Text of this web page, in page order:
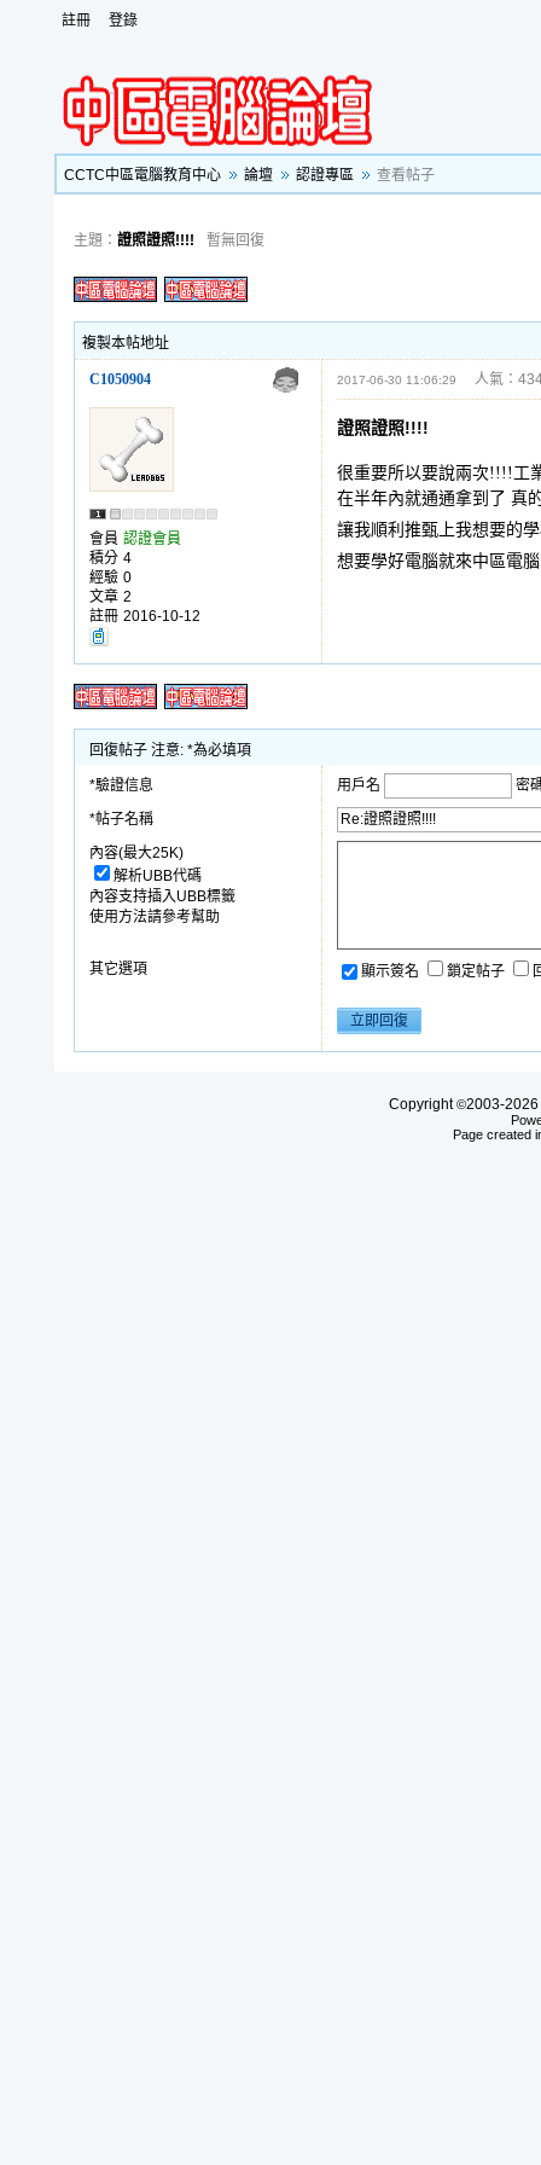
註冊 登錄
CCTC中區電腦教育中心 論壇 認證專區 查看帖子
主題： 證照證照!!!! 暫無回復
複製本帖地址
C1050904 2017-06-30 11:06:29 人氣：
會員 認證會員
積分 4
經驗 0
文章 2
註冊 2016-10-12
證照證照!!!!
很重要所以要說兩次!!!!工
在半年內就通通拿到了 真
讓我順利推甄上我想要的
想要學好電腦就來中區電
回復帖子 注意: *為必填項
*驗證信息 用戶名
密
*帖子名稱
內容(最大25K)
解析UBB代碼
內容支持插入UBB標籤
使用方法請參考幫助
其它選項 顯示簽名 鎖定帖子
Copyright©2003-2026
Page created